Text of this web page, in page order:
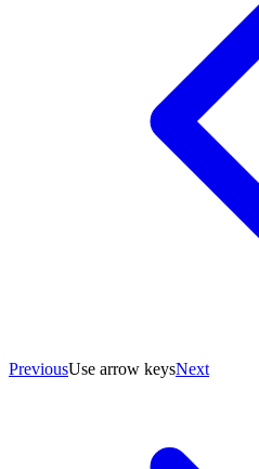
PreviousUse arrow keysNext